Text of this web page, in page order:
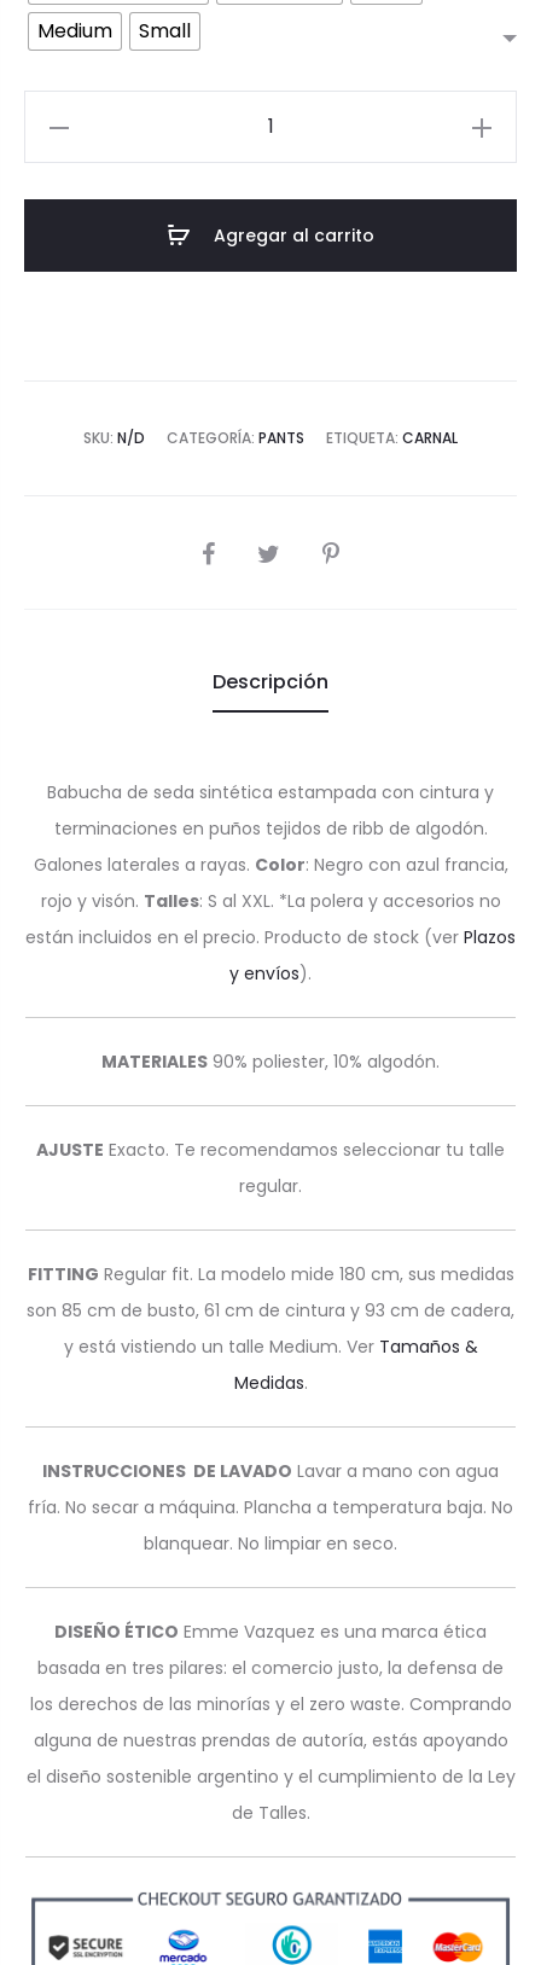
Medium
Small
Agregar al carrito
SKU: N/D CATEGORÍA: PANTS ETIQUETA: CARNAL
SHARE
Descripción
Babucha de seda sintética estampada con cintura y
terminaciones en puños tejidos de ribb de algodón.
Galones laterales a rayas. Color: Negro con azul francia,
rojo y visón. Talles: S al XXL. *La polera y accesorios no
están incluidos en el precio. Producto de stock (ver Plazos
y envíos).
MATERIALES 90% poliester, 10% algodón.
AJUSTE Exacto. Te recomendamos seleccionar tu talle
regular.
FITTING Regular fit. La modelo mide 180 cm, sus medidas
son 85 cm de busto, 61 cm de cintura y 93 cm de cadera,
y está vistiendo un talle Medium. Ver Tamaños &
Medidas.
INSTRUCCIONES DE LAVADO Lavar a mano con agua
fría. No secar a máquina. Plancha a temperatura baja. No
blanquear. No limpiar en seco.
DISEÑO ÉTICO Emme Vazquez es una marca ética
basada en tres pilares: el comercio justo, la defensa de
los derechos de las minorías y el zero waste. Comprando
alguna de nuestras prendas de autoría, estás apoyando
el diseño sostenible argentino y el cumplimiento de la Ley
de Talles.